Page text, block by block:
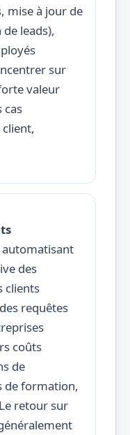
mise à jour de
leads),
sur
valeur
cas
automatisant
des
clients
requêtes
coûts
de
de formation,
retour sur